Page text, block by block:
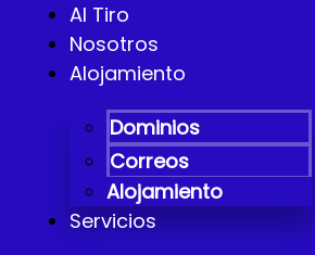
Al Tiro
Nosotros
Alojamiento
Dominios
Correos
Alojamiento
Servicios